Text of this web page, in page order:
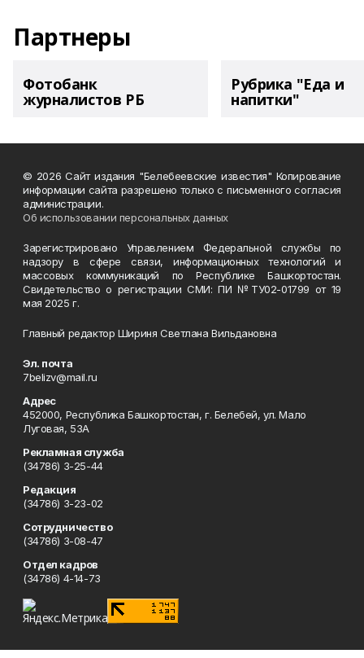
Партнеры
Фотобанк
журналистов РБ
Рубрика "Еда и
напитки"
© 2026 Сайт издания "Белебеевские известия" Копирование
информации сайта разрешено только с письменного согласия
администрации.
Об использовании персональных данных
Зарегистрировано Управлением Федеральной службы по
надзору в сфере связи, информационных технологий и
массовых коммуникаций по Республике Башкортостан.
Свидетельство о регистрации СМИ: ПИ №ТУ02-01799 от 19
мая 2025 г.
Главный редактор Шириня Светлана Вильдановна
Эл. почта
7belizv@mail.ru
Адрес
452000, Республика Башкортостан, г. Белебей, ул. Мало
Луговая, 53А
Рекламная служба
(34786) 3-25-44
Редакция
(34786) 3-23-02
Сотрудничество
(34786) 3-08-47
Отдел кадров
(34786) 4-14-73